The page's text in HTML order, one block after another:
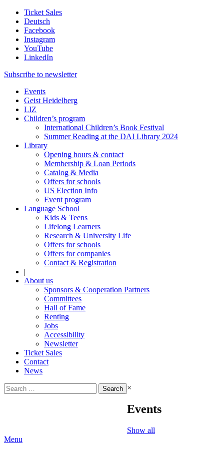
Ticket Sales
Deutsch
Facebook
Instagram
YouTube
LinkedIn
Subscribe to newsletter
Events
Geist Heidelberg
LIZ
Children’s program
International Children’s Book Festival
Summer Reading at the DAI Library 2024
Library
Opening hours & contact
Membership & Loan Periods
Catalog & Media
Offers for schools
US Election Info
Event program
Language School
Kids & Teens
Lifelong Learners
Research & University Life
Offers for schools
Offers for companies
Contact & Registration
|
About us
Sponsors & Cooperation Partners
Committees
Hall of Fame
Renting
Jobs
Accessibility
Newsletter
Ticket Sales
Contact
News
Search
for:
×
Events
Show all
Menu